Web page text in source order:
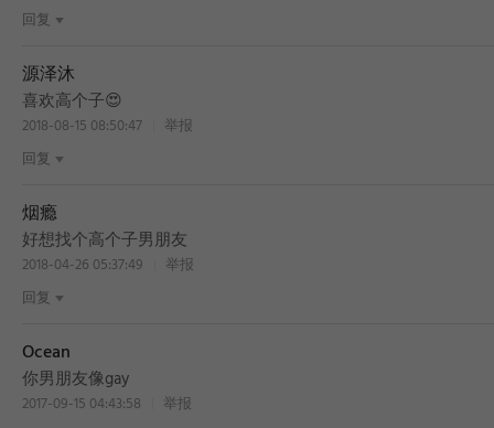
回复
源泽沐
喜欢高个子😍
2018-08-15 08:50:47
举报
回复
烟瘾
好想找个高个子男朋友
2018-04-26 05:37:49
举报
回复
Ocean
你男朋友像gay
2017-09-15 04:43:58
举报